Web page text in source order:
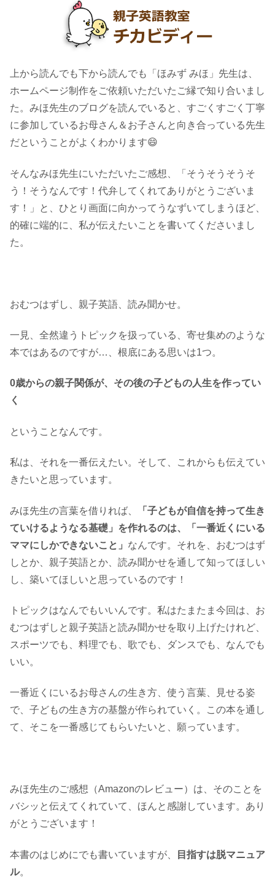
上から読んでも下から読んでも「ほみず みほ」先生は、
ホームページ制作をご依頼いただいたご縁で知り合いまし
た。みほ先生のブログを読んでいると、すごくすごく丁寧
に参加しているお母さん＆お子さんと向き合っている先生
だということがよくわかります😄
そんなみほ先生にいただいたご感想、「そうそうそうそ
う！そうなんです！代弁してくれてありがとうございま
す！」と、ひとり画面に向かってうなずいてしまうほど、
的確に端的に、私が伝えたいことを書いてくださいまし
た。
おむつはずし、親子英語、読み聞かせ。
一見、全然違うトピックを扱っている、寄せ集めのような
本ではあるのですが…、根底にある思いは1つ。
0歳からの親子関係が、その後の子どもの人生を作ってい
く
ということなんです。
私は、それを一番伝えたい。そして、これからも伝えてい
きたいと思っています。
みほ先生の言葉を借りれば、
「子どもが自信を持って生き
ていけるようなる基礎」を作れるのは、「一番近くにいる
ママにしかできないこと」 なんです。それを、おむつはず
しとか、親子英語とか、読み聞かせを通して知ってほしい
し、築いてほしいと思っているのです！
トピックはなんでもいいんです。私はたまたま今回は、お
むつはずしと親子英語と読み聞かせを取り上げたけれど、
スポーツでも、料理でも、歌でも、ダンスでも、なんでも
いい。
一番近くにいるお母さんの生き方、使う言葉、見せる姿
で、子どもの生き方の基盤が作られていく。この本を通し
て、そこを一番感じてもらいたいと、願っています。
みほ先生のご感想（Amazonのレビュー）は、そのことを
バシッと伝えてくれていて、ほんと感謝しています。あり
がとうございます！
本書のはじめにでも書いていますが、
目指すは脱マニュア
ル。